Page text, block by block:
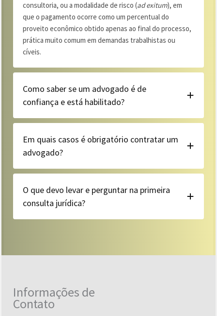
consultoria, ou a modalidade de risco (ad exitum), em
que o pagamento ocorre como um percentual do
proveito econômico obtido apenas ao final do processo,
prática muito comum em demandas trabalhistas ou
cíveis.
Como saber se um advogado é de
confiança e está habilitado?
Em quais casos é obrigatório contratar um
advogado?
O que devo levar e perguntar na primeira
consulta jurídica?
Informações de
Contato